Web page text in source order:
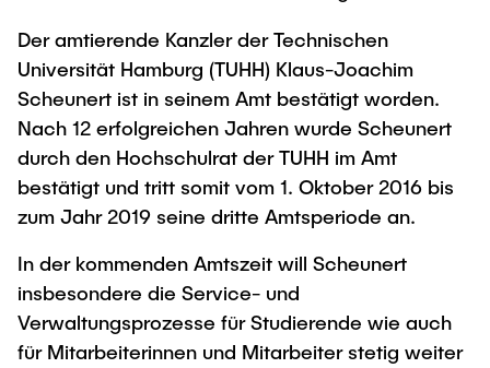
Press Release
Flyers and brochures
University magazine spektrum
Events
Merchandise-Shop
Working at TU Hamburg
Job opportunities
Faculty recruiting
New@tuhh
Around student life
study organization
AI in Education
Alumni
Career Center
UNU HUB "Engineering to Face Climate
Change"
Research Funding
Future Lectures
Team
Study programs
Research and Institutes
Technology and Innovation in Education
News
Study programs
Research and Institutes
Management Sciences and Technology
Study Programs
Exchange students
Intercultural Hub
International Scholars & Guests
Partnerships and Strategy
Study Exchange Partnerships
Strategy
ECIU University
Der amtierende Kanzler der Technischen
Universität Hamburg (TUHH) Klaus-Joachim
Scheunert ist in seinem Amt bestätigt worden.
Nach 12 erfolgreichen Jahren wurde Scheunert
durch den Hochschulrat der TUHH im Amt
bestätigt und tritt somit vom 1. Oktober 2016 bis
zum Jahr 2019 seine dritte Amtsperiode an.
In der kommenden Amtszeit will Scheunert
insbesondere die Service- und
Verwaltungsprozesse für Studierende wie auch
für Mitarbeiterinnen und Mitarbeiter stetig weiter